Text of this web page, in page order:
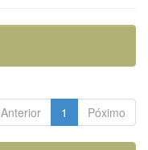
Anterior 1 Póximo